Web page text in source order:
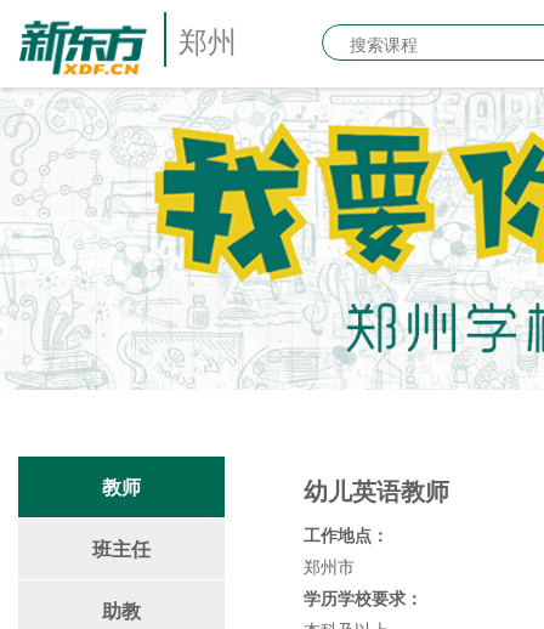
郑州
教师
班主任
助教
幼儿英语教师
工作地点：
郑州市
学历学校要求：